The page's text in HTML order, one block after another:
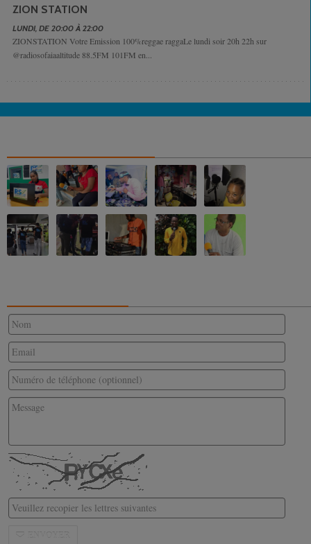
ZION STATION
LUNDI, DE 20:00 À 22:00
ZIONSTATION Votre Emission 100%reggae raggaLe lundi soir 20h 22h sur
@radiosofaiaaltitude 88.5FM 101FM en...
ENVOYER